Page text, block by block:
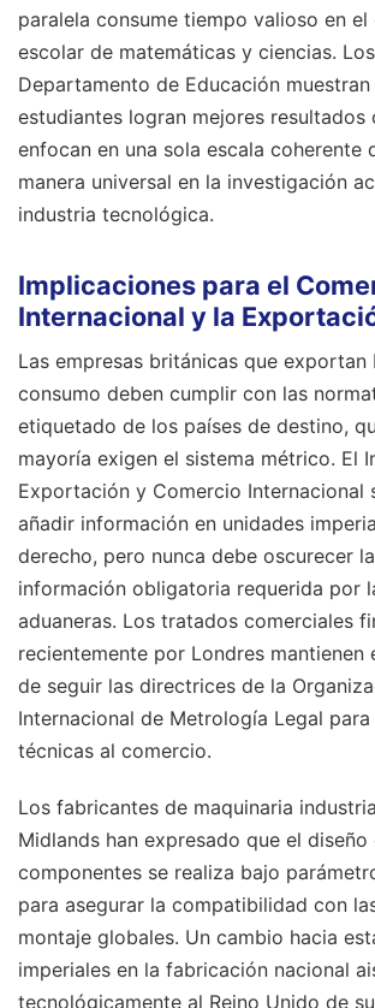
paralela consume tiempo valioso en el
escolar de matemáticas y ciencias.
Departamento de Educación
estudiantes logran mejores resultados
enfocan en una sola escala coherente
manera universal en la investigación
industria tecnológica.
Implicaciones para el
Internacional y la
Las empresas británicas que exportan
consumo deben cumplir con las
etiquetado de los países de destino,
mayoría exigen el sistema métrico. El
Exportación y Comercio Internacional
añadir información en unidades
derecho, pero nunca debe oscurecer
información obligatoria requerida por
aduaneras. Los tratados comerciales
recientemente por Londres mantienen
de seguir las directrices de la
Internacional de Metrología Legal
técnicas al comercio.
Los fabricantes de maquinaria
Midlands han expresado que el diseño
componentes se realiza bajo
para asegurar la compatibilidad con
montaje globales. Un cambio hacia
imperiales en la fabricación nacional
tecnológicamente al Reino Unido de